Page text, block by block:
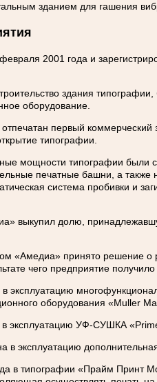
зданием для гашения
2001 года и
здания
оборудование.
первый коммерческий
типографии.
мощности типографии были
печатные башни, а также
система пробивки и
выкупил долю,
«Амедиа» принято решение о
чего предприятие
эксплуатацию
оборудования «Muller
в эксплуатацию УФ-СУШКА
в эксплуатацию
в типографии «Прайм Принт